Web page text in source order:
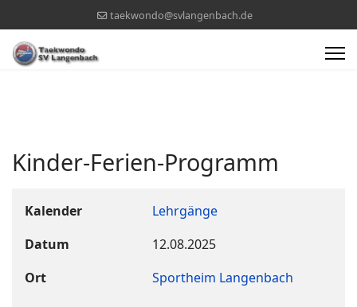
taekwondo@svlangenbach.de
Kinder-Ferien-Programm
Kalender
Lehrgänge
Datum
12.08.2025
Ort
Sportheim Langenbach